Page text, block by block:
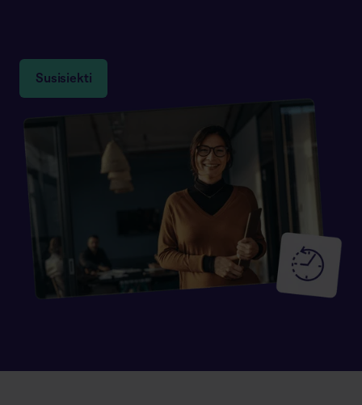
Susisiekti